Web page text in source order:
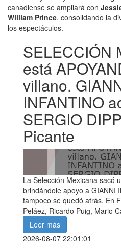
canadiense se ampliará con
William Prince, consolidando la
los espectáculos.
SELECCIÓN
está
villano.
INFANTINO
SERGIO
Picante
La Selección Mexicana sacó
brindándole apoyo a GIANNI
tampoco se quedó atrás. En
Peláez, Ricardo Puig, Mario
Leer más
2026-08-07 22:01:01